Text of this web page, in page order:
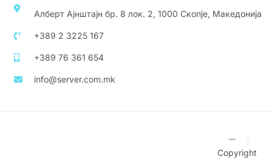
Алберт Ајнштајн бр. 8 лок. 2, 1000 Скопје, Македонија
+389 2 3225 167
+389 76 361 654
info@server.com.mk
Copyright